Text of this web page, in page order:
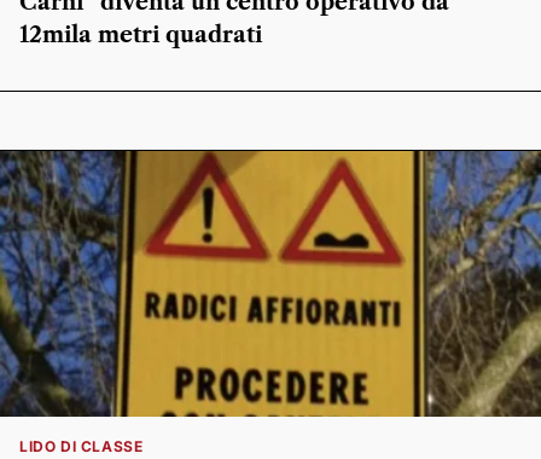
12mila metri quadrati
LIDO DI CLASSE